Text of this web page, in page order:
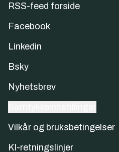
RSS-feed forside
Facebook
Linkedin
Bsky
Nyhetsbrev
Vilkår og bruksbetingelser
KI-retningslinjer